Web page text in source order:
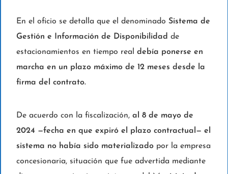
En el oficio se detalla que el denominado Sistema de
Gestión e Información de Disponibilidad de
estacionamientos en tiempo real debía ponerse en
marcha en un plazo máximo de 12 meses desde la
firma del contrato.
De acuerdo con la fiscalización, al 8 de mayo de
2024 —fecha en que expiró el plazo contractual— el
sistema no había sido materializadopor la empresa
concesionaria, situación que fue advertida mediante